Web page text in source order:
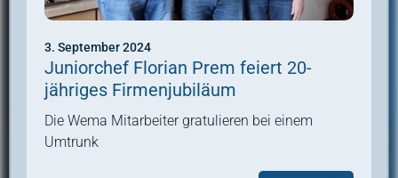
3. September 2024
Juniorchef Florian Prem feiert 20-
jähriges Firmenjubiläum
Die Wema Mitarbeiter gratulieren bei einem
Umtrunk